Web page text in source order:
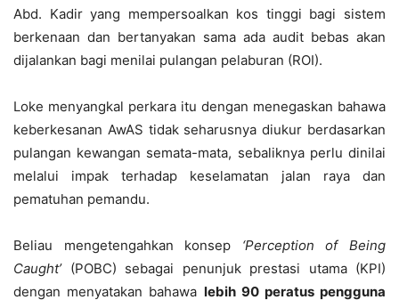
Abd. Kadir yang mempersoalkan kos tinggi bagi sistem
berkenaan dan bertanyakan sama ada audit bebas akan
dijalankan bagi menilai pulangan pelaburan (ROI).
Loke menyangkal perkara itu dengan menegaskan bahawa
keberkesanan AwAS tidak seharusnya diukur berdasarkan
pulangan kewangan semata-mata, sebaliknya perlu dinilai
melalui impak terhadap keselamatan jalan raya dan
pematuhan pemandu.
Beliau mengetengahkan konsep ‘Perception of Being
Caught’(POBC) sebagai penunjuk prestasi utama (KPI)
dengan menyatakan bahawa lebih 90 peratus pengguna